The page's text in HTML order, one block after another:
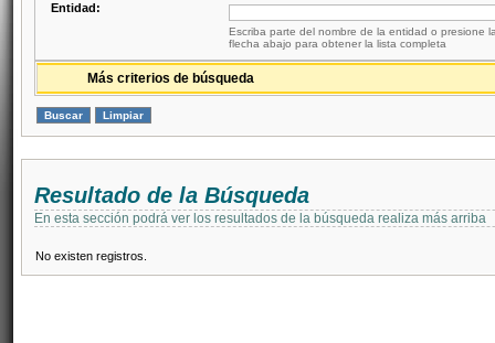
Entidad:
Escriba parte del nombre de la entidad o presione
flecha abajo para obtener la lista completa
Más criterios de búsqueda
Resultado de la Búsqueda
En esta sección podrá ver los resultados de la búsqueda realiza más arriba
No existen registros.